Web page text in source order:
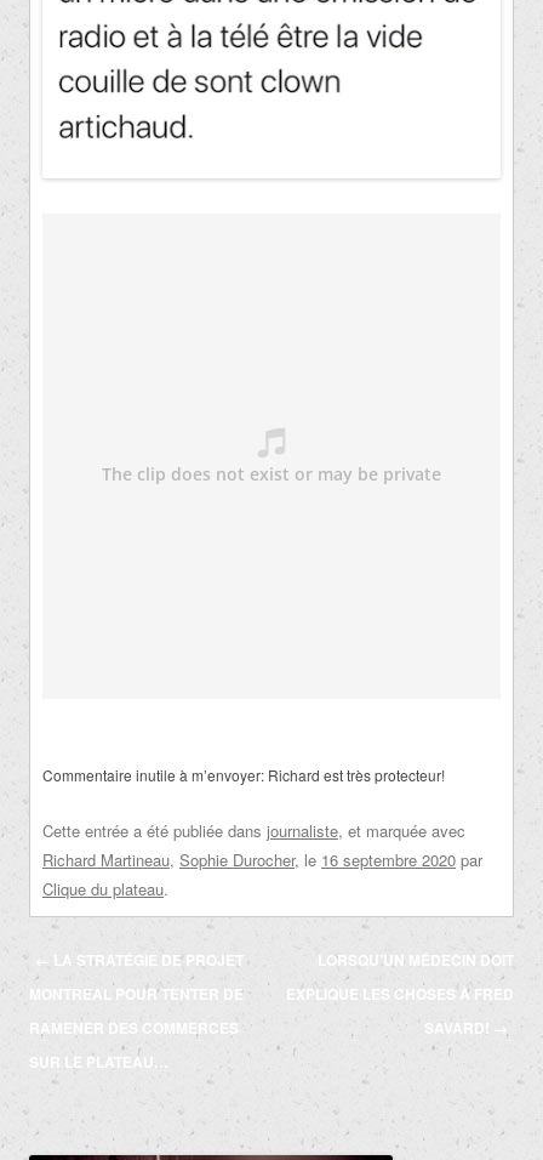
Commentaire inutile à m’envoyer: Richard est très protecteur!
Cette entrée a été publiée dans journaliste, et marquée avec
Richard Martineau, Sophie Durocher, le 16 septembre 2020 par
Clique du plateau.
Navigation
des
articles
← LA STRATÉGIE DE PROJET
MONTREAL POUR TENTER DE
RAMENER DES COMMERCES
SUR LE PLATEAU…
LORSQU’UN MÉDECIN DOIT
EXPLIQUE LES CHOSES À FRED
SAVARD!
→